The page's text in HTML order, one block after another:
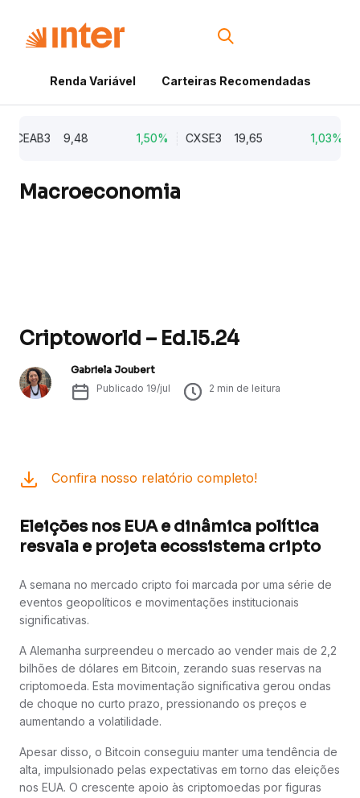
Renda Variável Carteiras Recomendadas
9,48 1,50% CXSE3 19,65 1,03%
Macroeconomia
Criptoworld – Ed.15.24
Gabriela Joubert
Publicado 19/jul 2 min de leitura
Confira nosso relatório completo!
Eleições nos EUA e dinâmica política
resvala e projeta ecossistema cripto
A semana no mercado cripto foi marcada por uma série de
eventos geopolíticos e movimentações institucionais
significativas.
A Alemanha surpreendeu o mercado ao vender mais de 2,2
bilhões de dólares em Bitcoin, zerando suas reservas na
criptomoeda. Esta movimentação significativa gerou ondas
de choque no curto prazo, pressionando os preços e
aumentando a volatilidade.
Apesar disso, o Bitcoin conseguiu manter uma tendência de
alta, impulsionado pelas expectativas em torno das eleições
nos EUA. O crescente apoio às criptomoedas por figuras